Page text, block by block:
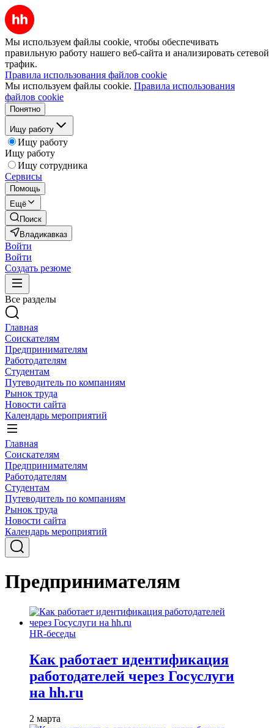
Мы используем файлы cookie, чтобы обеспечивать
правильную работу нашего веб-сайта и анализировать сетевой
трафик.
Правила использования файлов cookie
Мы используем файлы cookie. Правила использования
файлов cookie
Понятно
Ищу работу
Ищу работу
Ищу работу
Ищу сотрудника
Сервисы
Помощь
Ещё
Поиск
Владикавказ
Войти
Войти
Создать резюме
Все разделы
Главная
Соискателям
Предпринимателям
Работодателям
Студентам
Путеводитель по компаниям
Рынок труда
Новости сайта
Календарь мероприятий
Главная
Соискателям
Предпринимателям
Работодателям
Студентам
Путеводитель по компаниям
Рынок труда
Новости сайта
Календарь мероприятий
Предпринимателям
HR-беседы
Как работает идентификация
работодателей через Госуслуги
на hh.ru
2 марта